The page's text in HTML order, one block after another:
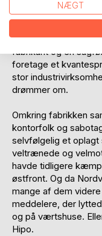
Nordværk var en
en stor entreprise
München. Motorer
fabrikant og en
foretage et
stor
drømmer om.
Omkring fabrikken
kontorfolk og
selvfølgelig et oplagt
veltrænede og
havde tidligere
østfront. Og da
mange af dem
meddelere, der
og på værtshuse.
Hipo.
NÆGT